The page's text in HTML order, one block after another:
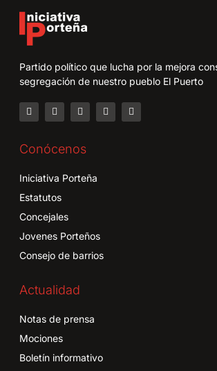
Partido político que lucha por la mejora
segregación de nuestro pueblo El Puerto
Conócenos
Iniciativa Porteña
Estatutos
Concejales
Jovenes Porteños
Consejo de barrios
Actualidad
Notas de prensa
Mociones
Boletín informativo